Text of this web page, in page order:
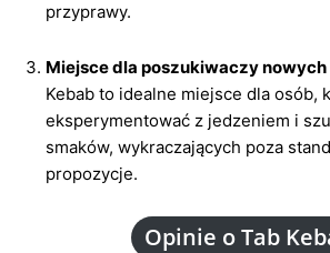
przyprawy.
Miejsce dla poszukiwaczy
Kebab to idealne miejsce dla osób,
eksperymentować z jedzeniem i
smaków, wykraczających poza
propozycje.
Opinie o Tab